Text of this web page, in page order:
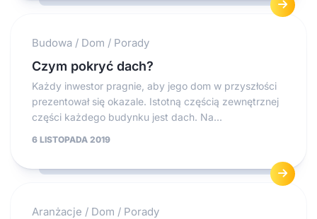
Budowa / Dom / Porady
Czym pokryć dach?
Każdy inwestor pragnie, aby jego dom w przyszłości
prezentował się okazale. Istotną częścią zewnętrznej
części każdego budynku jest dach. Na...
6 LISTOPADA 2019
Aranżacje / Dom / Porady